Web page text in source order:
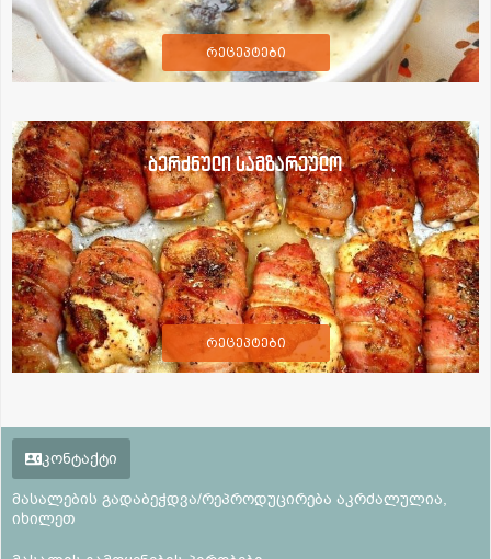
რეცეპტები
ბერძნული სამზარეულო
რეცეპტები
კონტაქტი
მასალების გადაბეჭდვა/რეპროდუცირება აკრძალულია,
იხილეთ